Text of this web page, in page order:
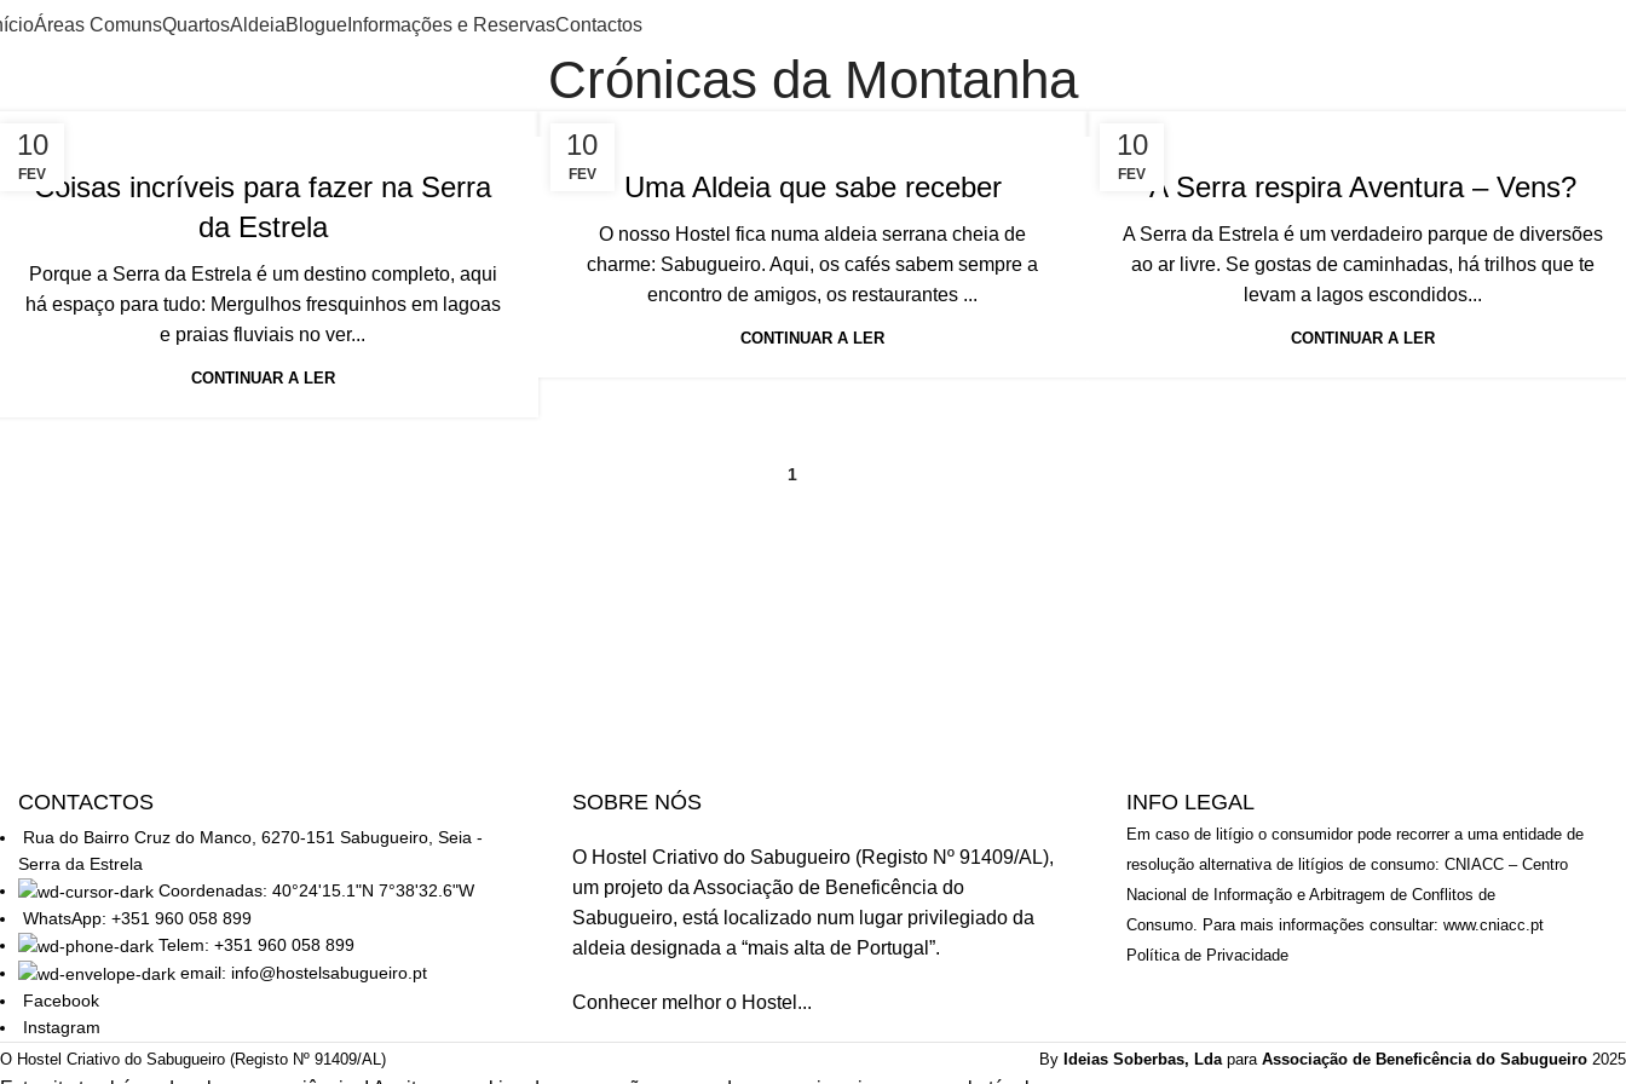
Áreas ComunsQuartosAldeiaBlogue Informações e ReservasContactos
Crónicas da Montanha
10
FEVCoisas incríveis para fazer na Serra
da Estrela
Porque a Serra da Estrela é um destino completo, aqui
há espaço para tudo: Mergulhos fresquinhos em lagoas
e praias fluviais no ver...
CONTINUAR A LER
10
FEV Uma Aldeia que sabe receber
O nosso Hostel fica numa aldeia serrana cheia de
charme: Sabugueiro. Aqui, os cafés sabem sempre a
encontro de amigos, os restaurantes ...
CONTINUAR A LER
10
FEV A Serra respira Aventura – Vens?
A Serra da Estrela é um verdadeiro parque de diversões
ao ar livre. Se gostas de caminhadas, há trilhos que te
levam a lagos escondidos...
CONTINUAR A LER
1
CONTACTOS
Rua do Bairro Cruz do Manco, 6270-151 Sabugueiro, Seia -
Serra da Estrela
Coordenadas: 40°24'15.1"N 7°38'32.6"W
WhatsApp: +351 960 058 899
Telem: +351 960 058 899
email: info@hostelsabugueiro.pt
Facebook
Instagram
SOBRE NÓS
O Hostel Criativo do Sabugueiro (Registo Nº 91409/AL),
um projeto da Associação de Beneficência do
Sabugueiro, está localizado num lugar privilegiado da
aldeia designada a “mais alta de Portugal”.
Conhecer melhor o Hostel...
INFO LEGAL
Em caso de litígio o consumidor pode recorrer a uma entidade de
resolução alternativa de litígios de consumo: CNIACC – Centro
Nacional de Informação e Arbitragem de Conflitos de
Consumo. Para mais informações consultar: www.cniacc.pt
Política de Privacidade
O Hostel Criativo do Sabugueiro (Registo Nº 91409/AL) By Ideias Soberbas, Lda para Associação de Beneficência do Sabugueiro 2025